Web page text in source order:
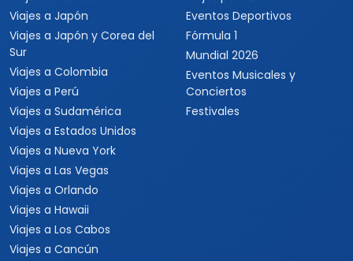
Viajes a Japón
Viajes a Japón y Corea del
Sur
Viajes a Colombia
Viajes a Perú
Viajes a Sudamérica
Viajes a Estados Unidos
Viajes a Nueva York
Viajes a Las Vegas
Viajes a Orlando
Viajes a Hawaii
Viajes a Los Cabos
Viajes a Cancún
Eventos Deportivos
Fórmula 1
Mundial 2026
Eventos Musicales y
Conciertos
Festivales